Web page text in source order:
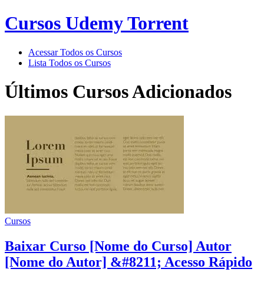
Cursos Udemy Torrent
Acessar Todos os Cursos
Lista Todos os Cursos
Últimos Cursos Adicionados
Cursos
Baixar Curso [Nome do Curso] Autor
[Nome do Autor] &#8211; Acesso Rápido